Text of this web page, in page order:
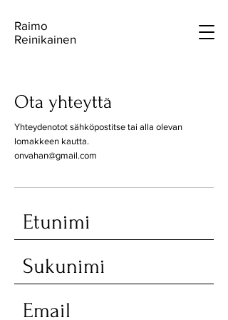
Raimo
Reinikainen
Ota yhteyttä
Yhteydenotot sähköpostitse tai alla olevan
lomakkeen kautta.
onvahan@gmail.com